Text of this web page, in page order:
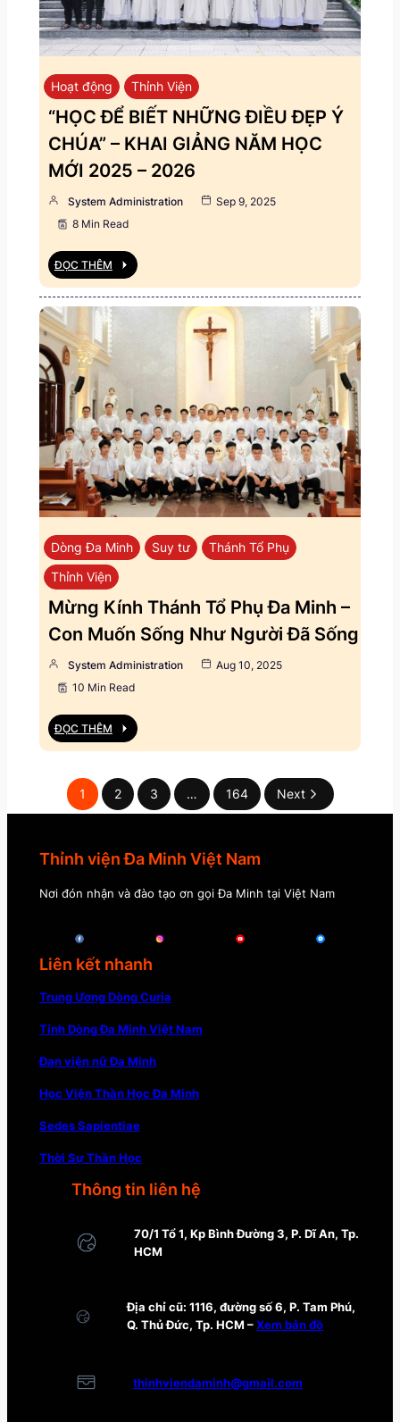
Hoạt động Thỉnh Viện
“HỌC ĐỂ BIẾT NHỮNG ĐIỀU ĐẸP Ý
CHÚA” – KHAI GIẢNG NĂM HỌC
MỚI 2025 – 2026
System Administration
Sep 9, 2025
8 Min Read
ĐỌC THÊM
Dòng Đa Minh Suy tư
Thánh Tổ Phụ
Thỉnh Viện
Mừng Kính Thánh Tổ Phụ Đa Minh –
Con Muốn Sống Như Người Đã Sống
System Administration
Aug 10, 2025
10 Min Read
ĐỌC THÊM
1 2 3 … 164 Next
Thỉnh viện Đa Minh Việt Nam
Nơi đón nhận và đào tạo ơn gọi Đa Minh tại Việt Nam
Liên kết nhanh
Trung Ương Dòng Curia
Tỉnh Dòng Đa Minh Việt Nam
Đan viện nữ Đa Minh
Học Viện Thần Học Đa Minh
Sedes Sapientiae
Thời Sự Thần Học
Thông tin liên hệ
70/1 Tổ 1, Kp Bình Đường 3, P. Dĩ An, Tp.
HCM
Địa chỉ cũ: 1116, đường số 6, P. Tam Phú,
Q. Thủ Đức, Tp. HCM –Xem bản đồ
thinhviendaminh@gmail.com